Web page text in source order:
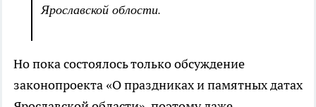
Ярославской облости.
Но пока состоялось только обсуждение
законопроекта «О праздниках и памятных датах